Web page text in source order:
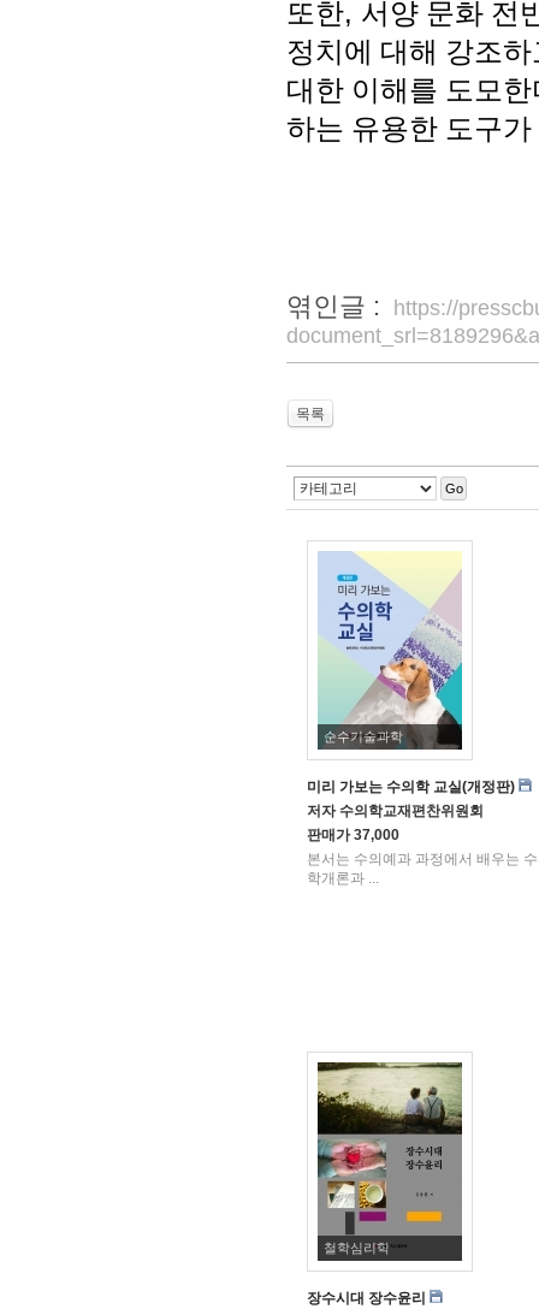
또한, 서양 문화 전
정치에 대해 강조
대한 이해를 도모한
하는 유용한 도구
엮인글 :
https://
목록
Go
순수기술과학
미리 가보는 수의학 교실(개정판)
저자수의학교재편찬위원회
판매가37,000
본서는 수의예과 과정에서 배우는
학개론과 ...
철학심리학
장수시대 장수윤리